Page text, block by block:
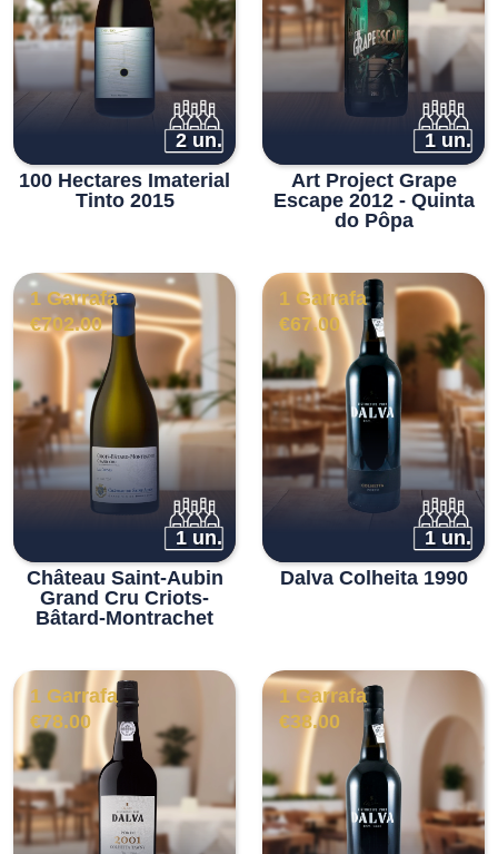
2 un.
100 Hectares Imaterial
Tinto 2015
1 un.
Art Project Grape
Escape 2012 - Quinta
do Pôpa
1 Garrafa
€702.00
1 un.
Château Saint-Aubin
Grand Cru Criots-
Bâtard-Montrachet
1 Garrafa
€67.00
1 un.
Dalva Colheita 1990
1 Garrafa
€78.00
1 Garrafa
€38.00